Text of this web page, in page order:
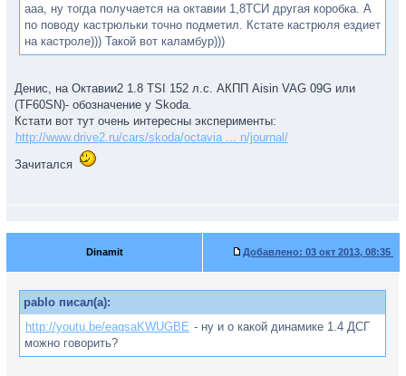
ааа, ну тогда получается на октавии 1,8ТСИ другая коробка. А
по поводу кастрюльки точно подметил. Кстате кастрюля ездиет
на кастроле))) Такой вот каламбур)))
Денис, на Октавии2 1.8 TSI 152 л.с. АКПП Aisin VAG 09G или
(TF60SN)- обозначение у Skoda.
Кстати вот тут очень интересны эксперименты:
http://www.drive2.ru/cars/skoda/octavia ... n/journal/
Зачитался
Dinamit Добавлено: 03 окт 2013, 08:35
pablo писал(а):
http://youtu.be/eaqsaKWUGBE - ну и о какой динамике 1.4 ДСГ
можно говорить?